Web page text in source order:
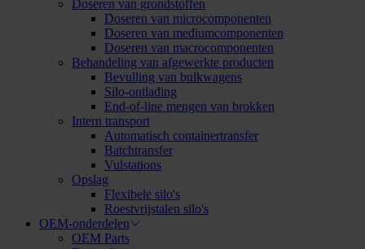
Doseren van grondstoffen
Doseren van microcomponenten
Doseren van mediumcomponenten
Doseren van macrocomponenten
Behandeling van afgewerkte producten
Bevulling van bulkwagens
Silo-ontlading
End-of-line mengen van brokken
Intern transport
Automatisch containertransfer
Batchtransfer
Vulstations
Opslag
Flexibele silo's
Roestvrijstalen silo's
OEM-onderdelen
OEM Parts